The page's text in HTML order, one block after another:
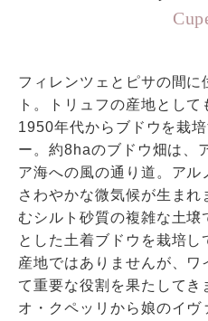
フィレンツェとピサの間に
ト。トリュフの産地として
1950年代からブドウを栽
ー。約8haのブドウ畑は、
ア海への風の通り道。ア
さわやかな微気候が生ま
むシルト砂質の複雑な土
とした土着ブドウを栽培
産地ではありませんが、ワ
て重要な役割を果たしてき
オ・クペッリから娘のイ